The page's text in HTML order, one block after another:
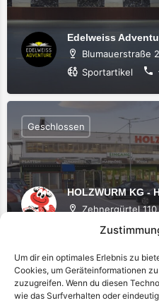
Um dir ein optimales Erlebnis zu
Cookies, um Geräteinformationen
zuzugreifen. Wenn du diesen
wie das Surfverhalten oder
Edelweiss
Blumauerstraße
Sportartikel
HOLZWURM KG -
Zehnergürtel
Bau- &
Geschlossen
Geschlossen